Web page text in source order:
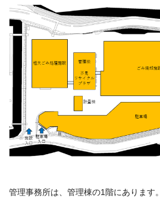
管理事務所は、管理棟の1階にあります。